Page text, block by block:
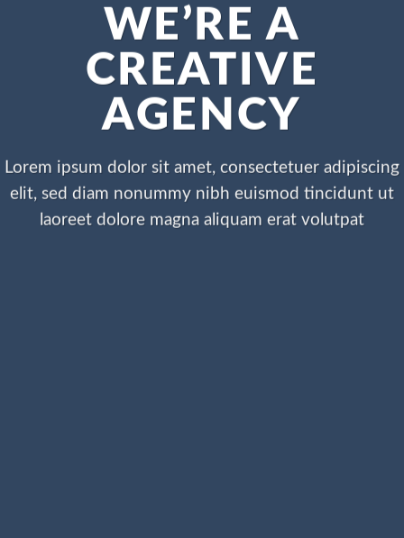
WE’RE A
CREATIVE
AGENCY
Lorem ipsum dolor sit amet, consectetuer adipiscing
elit, sed diam nonummy nibh euismod tincidunt ut
laoreet dolore magna aliquam erat volutpat